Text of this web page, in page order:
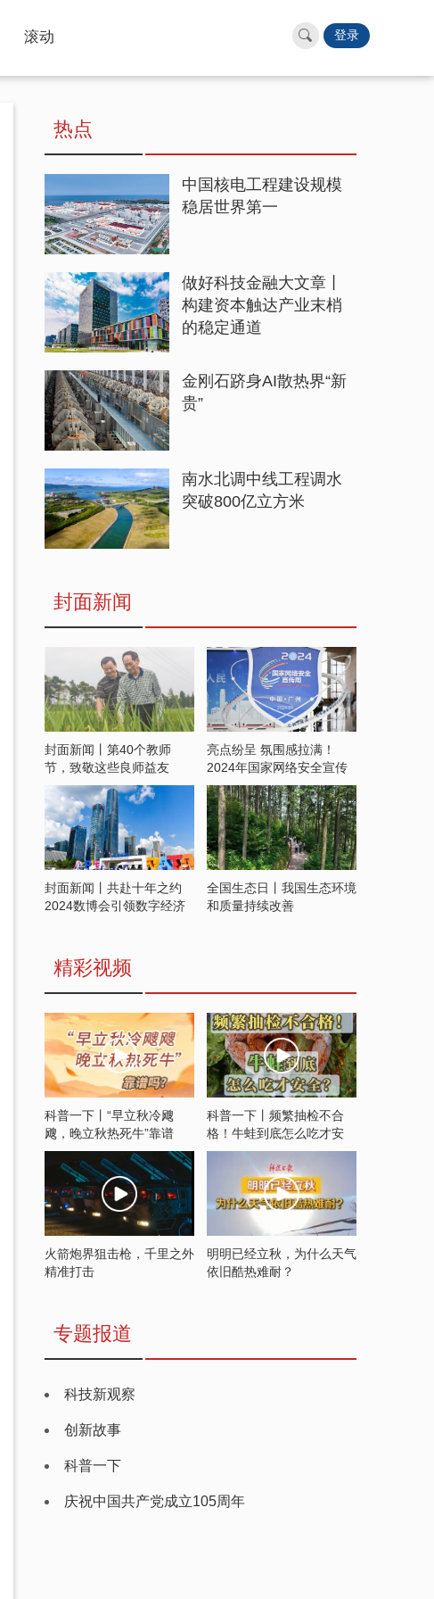
滚动 登录
热点
中国核电工程建设规模
稳居世界第一
做好科技金融大文章丨
构建资本触达产业末梢
的稳定通道
金刚石跻身AI散热界“新
贵”
南水北调中线工程调水
突破800亿立方米
封面新闻
封面新闻丨第40个教师
节，致敬这些良师益友
亮点纷呈 氛围感拉满！
2024年国家网络安全宣传
周开启
封面新闻丨共赴十年之约
2024数博会引领数字经济
全国生态日丨我国生态环境
和质量持续改善
精彩视频
科普一下丨“早立秋冷飕
飕，晚立秋热死牛”靠谱
吗？
科普一下丨频繁抽检不合
格！牛蛙到底怎么吃才安
全？
火箭炮界狙击枪，千里之外
精准打击
明明已经立秋，为什么天气
依旧酷热难耐？
专题报道
科技新观察
创新故事
科普一下
庆祝中国共产党成立105周年